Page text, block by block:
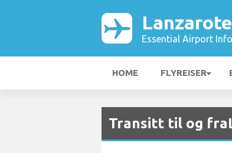
Essential Airport
HOME FLYREISER
Transitt til og